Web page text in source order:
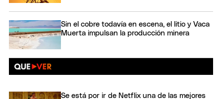
Sin el cobre todavía en escena, el litio y Vaca
Muerta impulsan la producción minera
Se está por ir de Netflix una de las mejores